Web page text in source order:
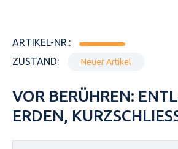
ARTIKEL-NR.:
ZUSTAND:
Neuer Artikel
VOR BERÜHREN:
ERDEN,